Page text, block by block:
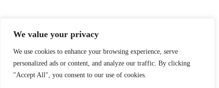
We value your privacy
We use cookies to enhance your browsing experience, serve
personalized ads or content, and analyze our traffic. By clicking
"Accept All", you consent to our use of cookies.